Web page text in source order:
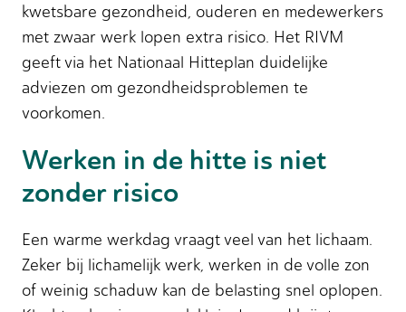
kwetsbare gezondheid, ouderen en medewerkers
met zwaar werk lopen extra risico. Het RIVM
geeft via het Nationaal Hitteplan duidelijke
adviezen om gezondheidsproblemen te
voorkomen.
Werken in de hitte is niet
zonder risico
Een warme werkdag vraagt veel van het lichaam.
Zeker bij lichamelijk werk, werken in de volle zon
of weinig schaduw kan de belasting snel oplopen.